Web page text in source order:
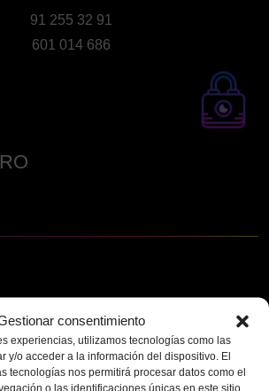
consentimiento
experiencias, utilizamos tecnologías como las
y/o acceder a la información del dispositivo. El
tecnologías nos permitirá procesar datos como el
o las identificaciones únicas en este sitio.
91 255 32 91
601 014 686